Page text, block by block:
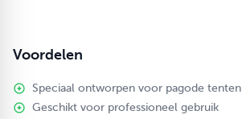
Voordelen
Speciaal ontworpen voor pagode tenten
Geschikt voor professioneel gebruik